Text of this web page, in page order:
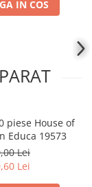
IN COS
piese House of
Educa 19573
Lei
Lei